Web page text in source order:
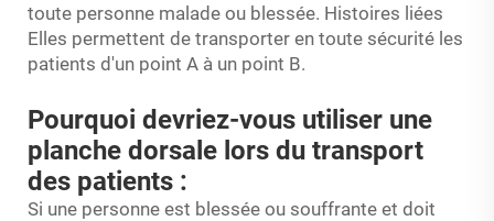
toute personne malade ou blessée. Histoires liées
Elles permettent de transporter en toute sécurité les
patients d'un point A à un point B.
Pourquoi devriez-vous utiliser une
planche dorsale lors du transport
des patients :
Si une personne est blessée ou souffrante et doit